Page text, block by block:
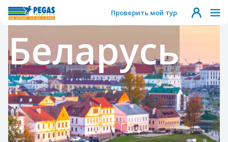
Проверить мой тур
Беларусь